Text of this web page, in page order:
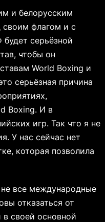
и белорусским
своим флагом и с
серьёзной
чтобы он
World Boxing и
серьёзная причина
Boxing. И в
игр. Так что я не
У нас сейчас нет
которая позволила
все международные
отказаться от
своей основной